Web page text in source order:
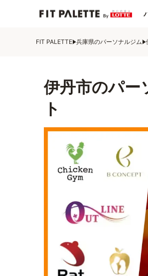
FIT PALETTE 兵庫県のパーソナルジム
伊丹市のパ
ト